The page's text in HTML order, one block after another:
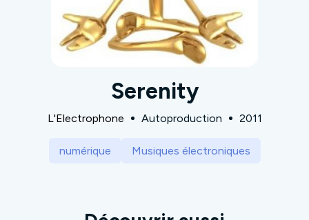
Serenity
L'Electrophone Autoproduction 2011
numérique Musiques électroniques